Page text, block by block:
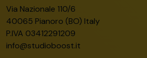
Via Nazionale 110/6
40065 Pianoro (BO) Italy
P.IVA 03412291209
info@studioboost.it